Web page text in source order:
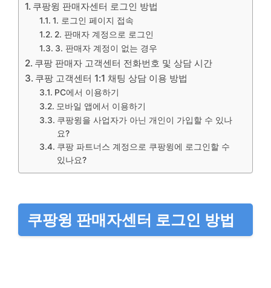
쿠팡윙 판매자센터 로그인 방법
1. 로그인 페이지 접속
2. 판매자 계정으로 로그인
3. 판매자 계정이 없는 경우
쿠팡 판매자 고객센터 전화번호 및 상담 시간
쿠팡 고객센터 1:1 채팅 상담 이용 방법
PC에서 이용하기
모바일 앱에서 이용하기
쿠팡윙을 사업자가 아닌 개인이 가입할 수 있나
요?
쿠팡 파트너스 계정으로 쿠팡윙에 로그인할 수
있나요?
쿠팡윙 판매자센터 로그인 방법